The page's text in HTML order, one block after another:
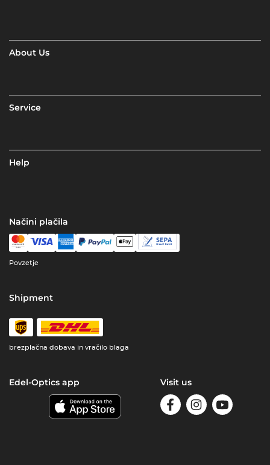
About Us
Service
Help
Načini plačila
Povzetje
Shipment
brezplačna dobava in vračilo blaga
Edel-Optics app Visit us